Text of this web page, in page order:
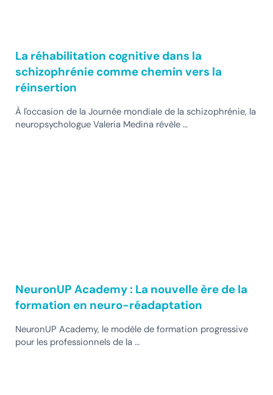
La réhabilitation cognitive dans la
schizophrénie comme chemin vers la
réinsertion
À l'occasion de la Journée mondiale de la schizophrénie, la
neuropsychologue Valeria Medina révèle …
NeuronUP Academy : La nouvelle ère de la
formation en neuro-réadaptation
NeuronUP Academy, le modèle de formation progressive
pour les professionnels de la …